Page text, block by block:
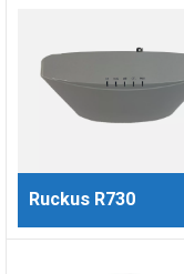
Ruckus R730